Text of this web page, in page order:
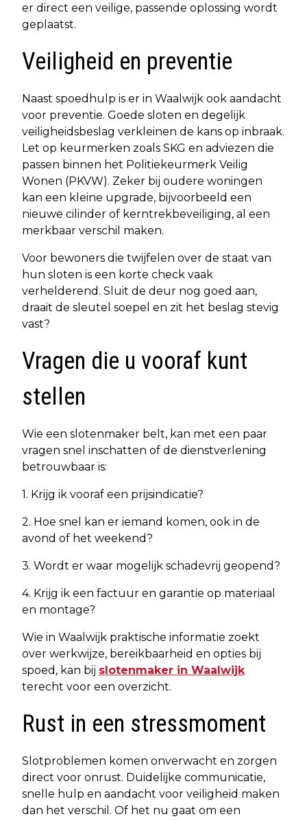
er direct een veilige, passende oplossing wordt
geplaatst.
Veiligheid en preventie
Naast spoedhulp is er in Waalwijk ook aandacht
voor preventie. Goede sloten en degelijk
veiligheidsbeslag verkleinen de kans op inbraak.
Let op keurmerken zoals SKG en adviezen die
passen binnen het Politiekeurmerk Veilig
Wonen (PKVW). Zeker bij oudere woningen
kan een kleine upgrade, bijvoorbeeld een
nieuwe cilinder of kerntrekbeveiliging, al een
merkbaar verschil maken.
Voor bewoners die twijfelen over de staat van
hun sloten is een korte check vaak
verhelderend. Sluit de deur nog goed aan,
draait de sleutel soepel en zit het beslag stevig
vast?
Vragen die u vooraf kunt
stellen
Wie een slotenmaker belt, kan met een paar
vragen snel inschatten of de dienstverlening
betrouwbaar is:
1. Krijg ik vooraf een prijsindicatie?
2. Hoe snel kan er iemand komen, ook in de
avond of het weekend?
3. Wordt er waar mogelijk schadevrij geopend?
4. Krijg ik een factuur en garantie op materiaal
en montage?
Wie in Waalwijk praktische informatie zoekt
over werkwijze, bereikbaarheid en opties bij
spoed, kan bij slotenmaker in Waalwijk
terecht voor een overzicht.
Rust in een stressmoment
Slotproblemen komen onverwacht en zorgen
direct voor onrust. Duidelijke communicatie,
snelle hulp en aandacht voor veiligheid maken
dan het verschil. Of het nu gaat om een